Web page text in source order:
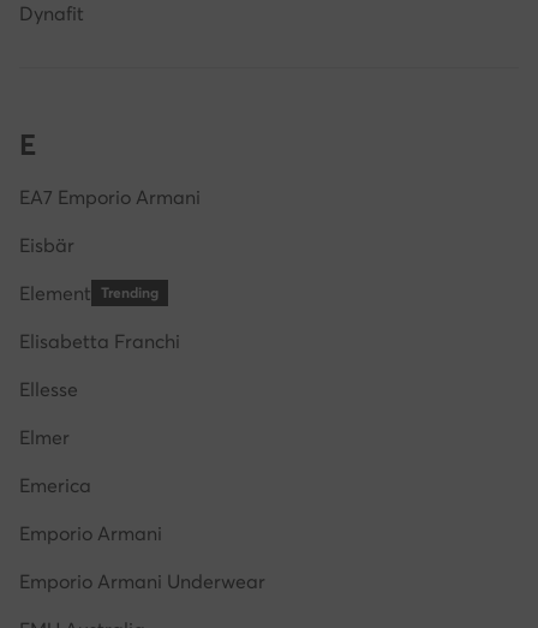
Dynafit
E
EA7 Emporio Armani
Eisbär
Element Trending
Elisabetta Franchi
Ellesse
Elmer
Emerica
Emporio Armani
Emporio Armani Underwear